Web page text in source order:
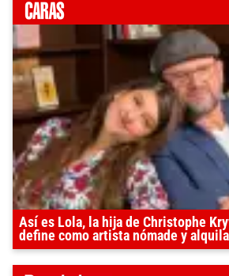
Así es Lola, la hija de Christophe
define como artista nómade y